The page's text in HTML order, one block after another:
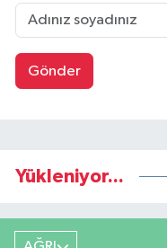
Gönder
Yükleniyor...